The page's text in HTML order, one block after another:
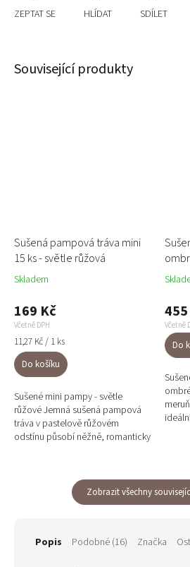
ZEPTAT SE HLÍDAT SDÍLET
Související produkty
Sušená pampová tráva mini
15 ks - světle růžová
Skladem
169 Kč
Včetně DPH
Měrná
cena:
11,27 Kč / 1 ks
Do košíku
Sušené mini pampy - světle
růžové Jemná sušená pampová
tráva v pastelově růžovém
odstínu působí něžně, romanticky
Včetně
Do
Zobrazit všechny
Popis Podobné (16) Značka